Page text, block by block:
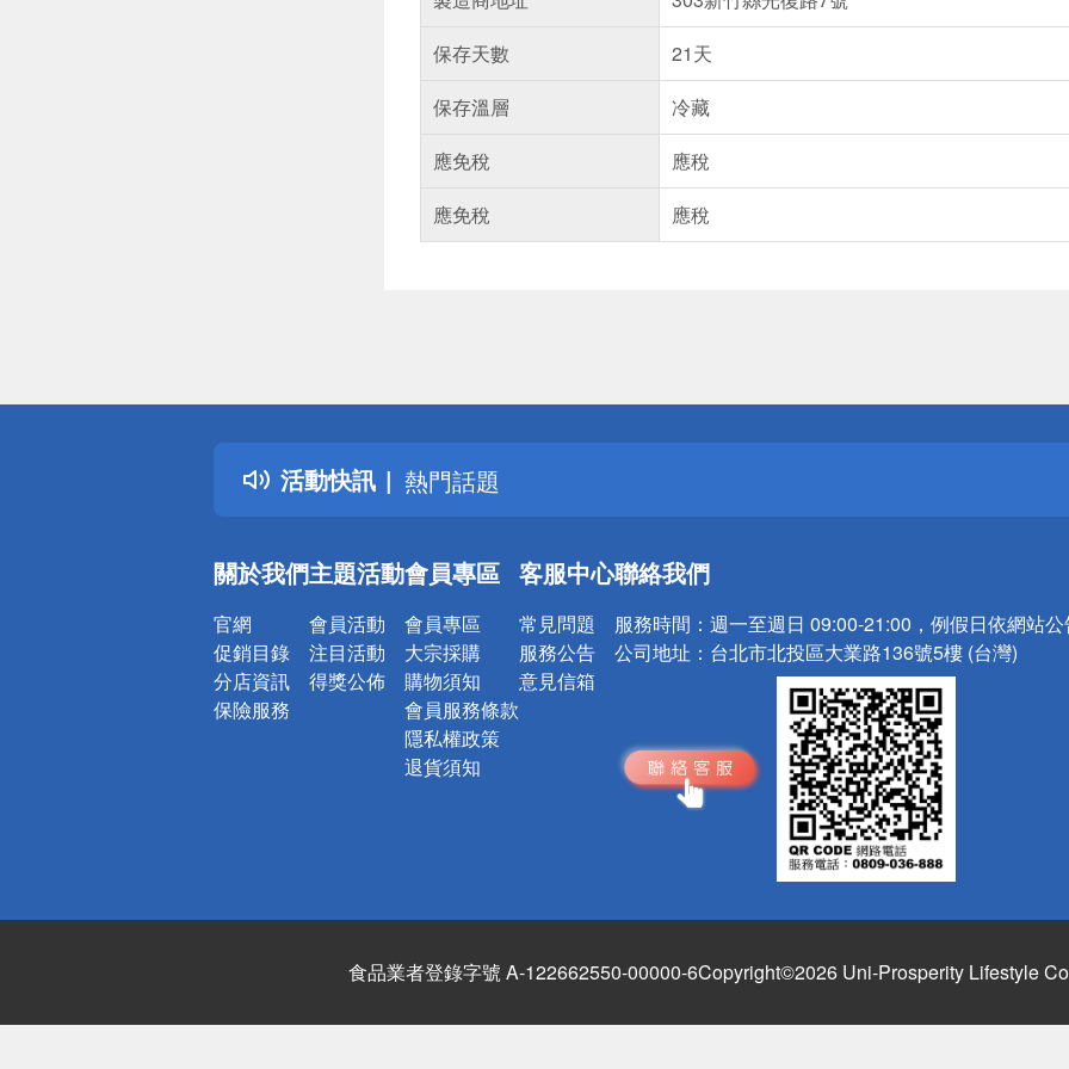
保存天數
21天
保存溫層
冷藏
應免稅
應稅
應免稅
應稅
活動快訊
詐騙網頁！請小心！
得獎公告
熱門話題
銀行優惠
詐騙網頁！請小心！
關於我們
官網
促銷目錄
分店資訊
保險服務
主題活動
會員活動
注目活動
得獎公佈
會員專區
會員專區
大宗採購
購物須知
會員服務條款
隱私權政策
退貨須知
客服中心
常見問題
服務公告
意見信箱
聯絡我們
服務時間： 週一至週日 09:00-21:00，例假日依網站
公司地址： 台北市北投區大業路136號5樓 (台灣)
食品業者登錄字號 A-122662550-00000-6Copyright©2026 Uni-Prosperity Lifestyle